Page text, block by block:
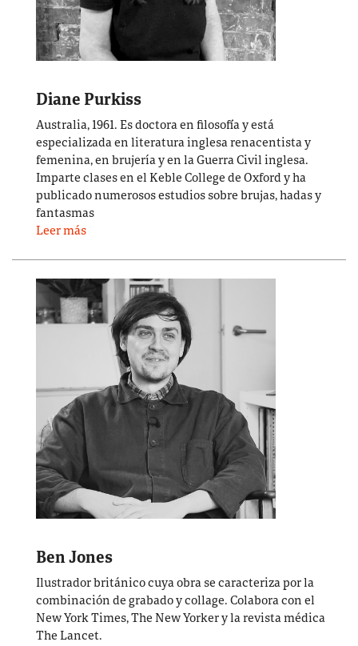
Diane Purkiss
Australia, 1961. Es doctora en filosofía y está
especializada en literatura inglesa renacentista y
femenina, en brujería y en la Guerra Civil inglesa.
Imparte clases en el Keble College de Oxford y ha
publicado numerosos estudios sobre brujas, hadas y
fantasmas
Leer más
Ben Jones
Ilustrador británico cuya obra se caracteriza por la
combinación de grabado y collage. Colabora con el
New York Times, The New Yorker y la revista médica
The Lancet.